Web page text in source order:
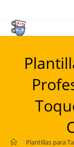
contenido
> Plantillas para